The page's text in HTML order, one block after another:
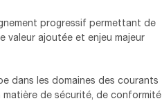
progressif permettant de
valeur ajoutée et enjeu majeur
dans les domaines des courants
de sécurité, de conformité